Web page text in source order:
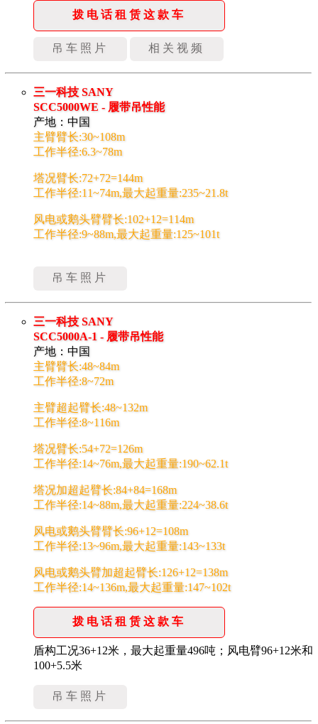
拨电话租赁这款车
吊车照片 相关视频
三一科技 SANY
SCC5000WE - 履带吊性能
产地：中国
主臂臂长:30~108m
工作半径:6.3~78m
塔况臂长:72+72=144m
工作半径:11~74m,最大起重量:235~21.8t
风电或鹅头臂臂长:102+12=114m
工作半径:9~88m,最大起重量:125~101t
吊车照片
三一科技 SANY
SCC5000A-1 - 履带吊性能
产地：中国
主臂臂长:48~84m
工作半径:8~72m
主臂超起臂长:48~132m
工作半径:8~116m
塔况臂长:54+72=126m
工作半径:14~76m,最大起重量:190~62.1t
塔况加超起臂长:84+84=168m
工作半径:14~88m,最大起重量:224~38.6t
风电或鹅头臂臂长:96+12=108m
工作半径:13~96m,最大起重量:143~133t
风电或鹅头臂加超起臂长:126+12=138m
工作半径:14~136m,最大起重量:147~102t
拨电话租赁这款车
盾构工况36+12米，最大起重量496吨；风电臂96+12米和
100+5.5米
吊车照片